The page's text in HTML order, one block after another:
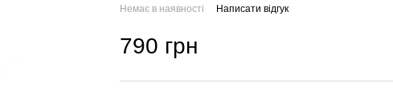
Немає в наявності Написати відгук
790 грн